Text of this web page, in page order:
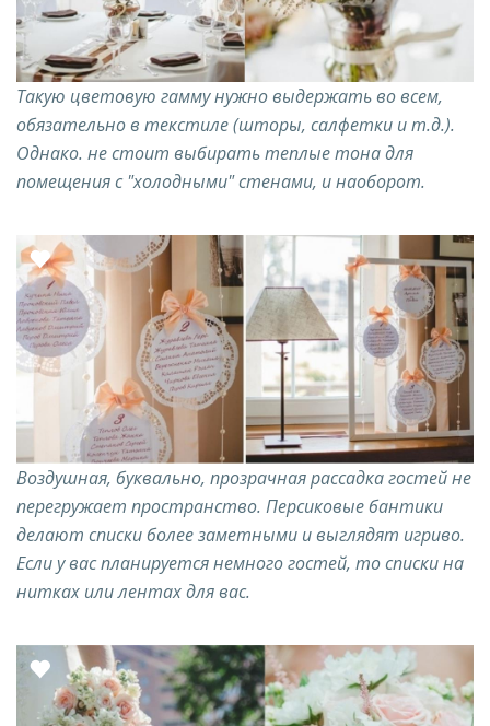
Такую цветовую гамму нужно выдержать во всем,
обязательно в текстиле (шторы, салфетки и т.д.).
Однако. не стоит выбирать теплые тона для
помещения с "холодными" стенами, и наоборот.
Воздушная, буквально, прозрачная рассадка гостей не
перегружает пространство. Персиковые бантики
делают списки более заметными и выглядят игриво.
Если у вас планируется немного гостей, то списки на
нитках или лентах для вас.